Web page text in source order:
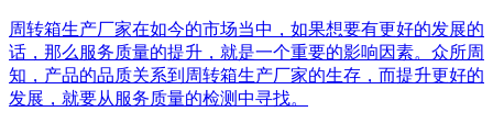
周转箱生产厂家在如今的市场当中，如果想要有更好的发展的
话，那么服务质量的提升，就是一个重要的影响因素。众所周
知，产品的品质关系到周转箱生产厂家的生存，而提升更好的
发展，就要从服务质量的检测中寻找。